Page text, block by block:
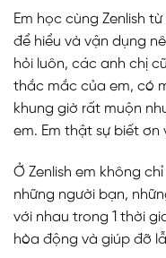
Em học cùng Zenlish
để hiểu và vận dụng
hỏi luôn, các anh chị
thắc mắc của em, có
khung giờ rất muộn
em. Em thật sự biết ơn
Ở Zenlish em không
những người bạn,
với nhau trong 1 thời
hòa động và giúp đỡ